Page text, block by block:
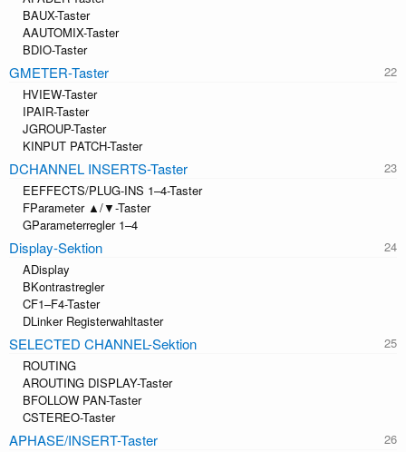
BAUX-Taster
AAUTOMIX-Taster
BDIO-Taster
GMETER-Taster
HVIEW-Taster
IPAIR-Taster
JGROUP-Taster
KINPUT PATCH-Taster
DCHANNEL INSERTS-Taster
EEFFECTS/PLUG-INS 1–4-Taster
FParameter ▲/▼-Taster
GParameterregler 1–4
Display-Sektion
ADisplay
BKontrastregler
CF1–F4-Taster
DLinker Registerwahltaster
SELECTED CHANNEL-Sektion
ROUTING
AROUTING DISPLAY-Taster
BFOLLOW PAN-Taster
CSTEREO-Taster
APHASE/INSERT-Taster